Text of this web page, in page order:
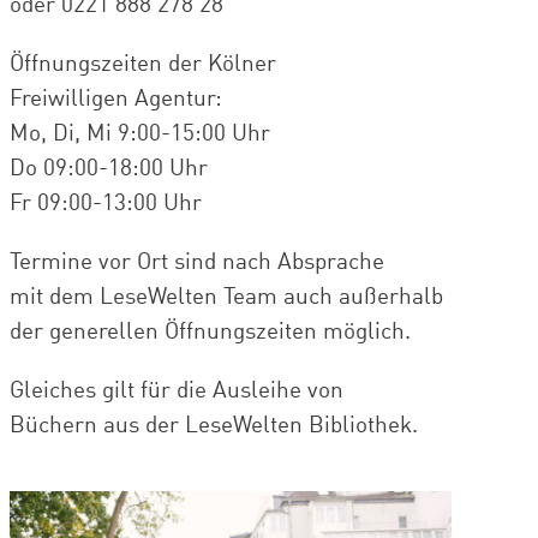
oder 0221 888 278 28
Öffnungszeiten der Kölner
Freiwilligen Agentur:
Mo, Di, Mi 9:00-15:00 Uhr
Do 09:00-18:00 Uhr
Fr 09:00-13:00 Uhr
Termine vor Ort sind nach Absprache
mit dem LeseWelten Team auch außerhalb
der generellen Öffnungszeiten möglich.
Gleiches gilt für die Ausleihe von
Büchern aus der LeseWelten Bibliothek.